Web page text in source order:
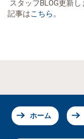
スタッフBLOG更新し
記事はこちら。
ホーム